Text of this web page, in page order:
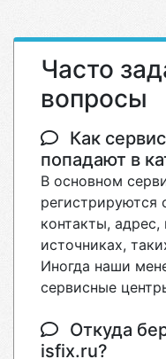
Часто
вопросы
Как
попадают в
В основном
контакты,
источниках,
Иногда наши
сервисные
Откуда
isfix.ru?